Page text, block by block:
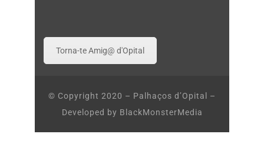
Torna-te Amig@ d'Opital
© Copyright 2020 – Palhaços d’Opital –
Developed by BlackMonsterMedia